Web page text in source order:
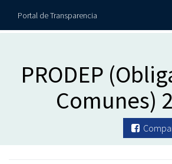
Portal de Transparencia
PRODEP
Comunes)